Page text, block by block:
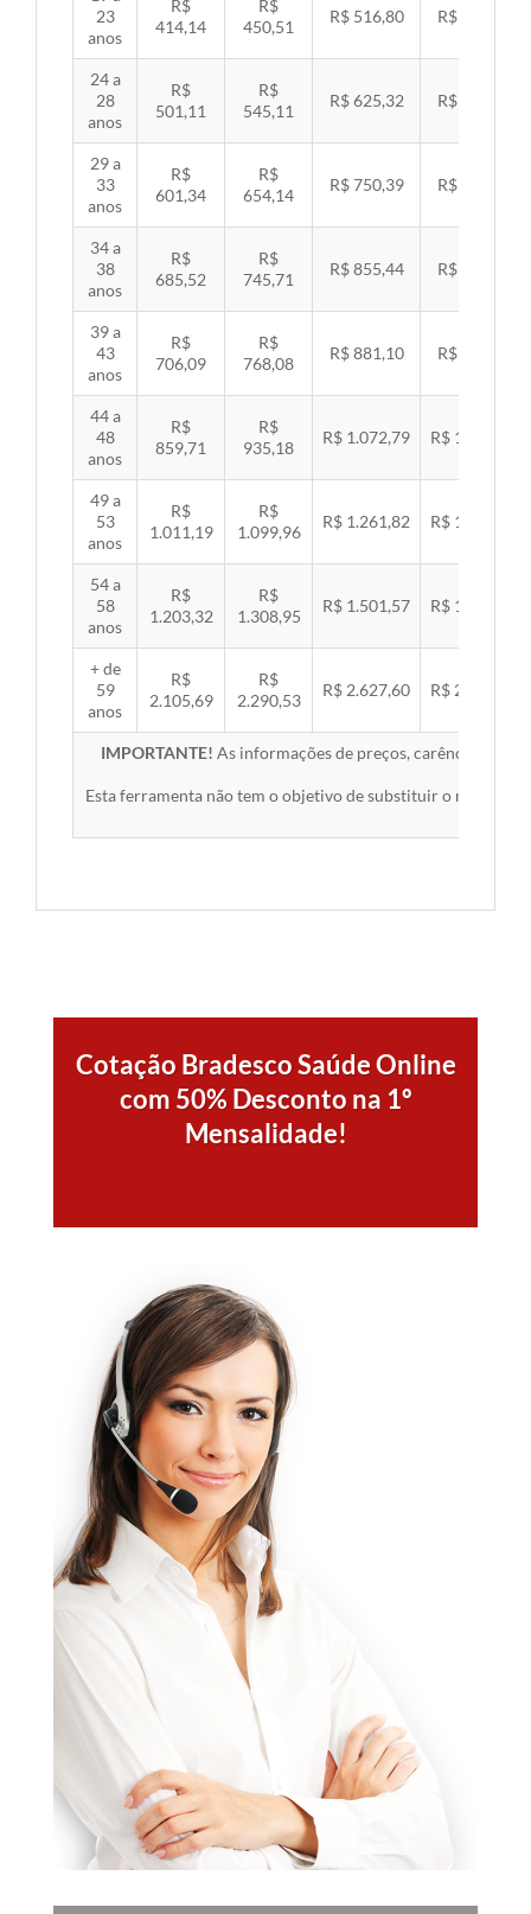
23
anos
R$
414,14
R$
450,51
R$ 516,80 R$ 532,57
24 a
28
anos
R$
501,11
R$
545,11
R$ 625,32 R$ 644,40
29 a
33
anos
R$
601,34
R$
654,14
R$ 750,39 R$ 773,29
34 a
38
anos
R$
685,52
R$
745,71
R$ 855,44 R$ 881,54
39 a
43
anos
R$
706,09
R$
768,08
R$ 881,10 R$ 907,99
44 a
48
anos
R$
859,71
R$
935,18
R$ 1.072,79 R$ 1.105,53
49 a
53
anos
R$
1.011,19
R$
1.099,96
R$ 1.261,82 R$ 1.300,32
54 a
58
anos
R$
1.203,32
R$
1.308,95
R$ 1.501,57 R$ 1.547,38
+ de
59
anos
R$
2.105,69
R$
2.290,53
R$ 2.627,60 R$ 2.707,76
IMPORTANTE! As informações de preços, carências,
Esta ferramenta não tem o objetivo de substituir o material
Cotação Bradesco Saúde Online
com 50% Desconto na 1º
Mensalidade!